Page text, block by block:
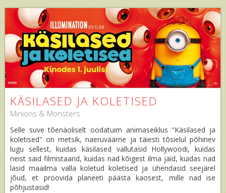
KÄSILASED JA KOLETISED
Minions & Monsters
Selle suve tõenäoliselt oodatuim animaseiklus "Käsilased ja
koletised" on metsik, naeruväärne ja täiesti tõsielul põhinev
lugu sellest, kuidas käsilased vallutasid Hollywoodi, kuidas
neist said filmistaarid, kuidas nad kõigest ilma jäid, kuidas nad
lasid maailma valla koletud koletised ja ühendasid seejärel
jõud, et proovida planeeti päästa kaosest, mille nad ise
põhjustasid!